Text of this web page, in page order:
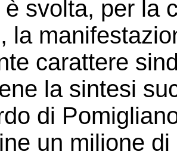
svolta, per la
la
carattere
la sintesi
di
un milione